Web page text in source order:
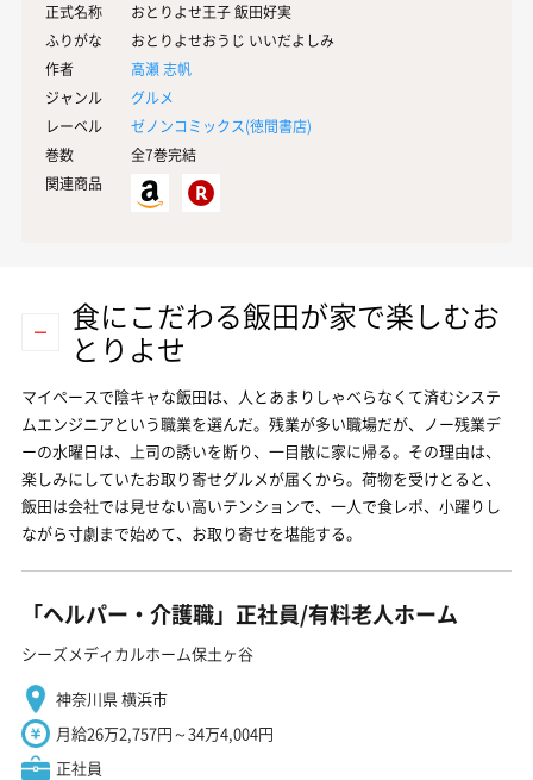
正式名称
おとりよせ王子 飯田好実
ふりがな
おとりよせおうじ いいだよしみ
作者
高瀬 志帆
ジャンル
グルメ
レーベル
ゼノンコミックス(徳間書店)
巻数
全7巻完結
関連商品
食にこだわる飯田が家で楽しむお
とりよせ
マイペースで陰キャな飯田は、人とあまりしゃべらなくて済むシステ
ムエンジニアという職業を選んだ。残業が多い職場だが、ノー残業デ
ーの水曜日は、上司の誘いを断り、一目散に家に帰る。その理由は、
楽しみにしていたお取り寄せグルメが届くから。荷物を受けとると、
飯田は会社では見せない高いテンションで、一人で食レポ、小躍りし
ながら寸劇まで始めて、お取り寄せを堪能する。
「ヘルパー・介護職」正社員/有料老人ホーム
シーズメディカルホーム保土ヶ谷
神奈川県 横浜市
月給26万2,757円～34万4,004円
正社員